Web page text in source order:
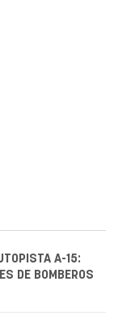
A-15:
DE BOMBEROS